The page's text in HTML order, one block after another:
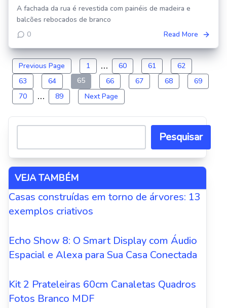
A fachada da rua é revestida com painéis de madeira e
balcões rebocados de branco
0
Read More
Paginação
de
posts
Previous Page 1 … 60 61
62
63
64 65 66 67 68
69
70
… 89 Next Page
Pesquisar
VEJA TAMBÉM
Casas construídas em torno de árvores: 13
exemplos criativos
Echo Show 8: O Smart Display com Áudio
Espacial e Alexa para Sua Casa Conectada
Kit 2 Prateleiras 60cm Canaletas Quadros
Fotos Branco MDF